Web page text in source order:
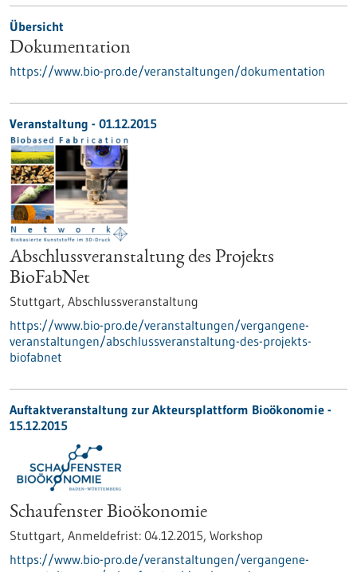
Übersicht
Dokumentation
https://www.bio-pro.de/veranstaltungen/dokumentation
Veranstaltung - 01.12.2015
Abschlussveranstaltung des Projekts
BioFabNet
Stuttgart, Abschlussveranstaltung
https://www.bio-pro.de/veranstaltungen/vergangene-
veranstaltungen/abschlussveranstaltung-des-projekts-
biofabnet
Auftaktveranstaltung zur Akteursplattform Bioökonomie -
15.12.2015
Schaufenster Bioökonomie
Stuttgart, Anmeldefrist: 04.12.2015, Workshop
https://www.bio-pro.de/veranstaltungen/vergangene-